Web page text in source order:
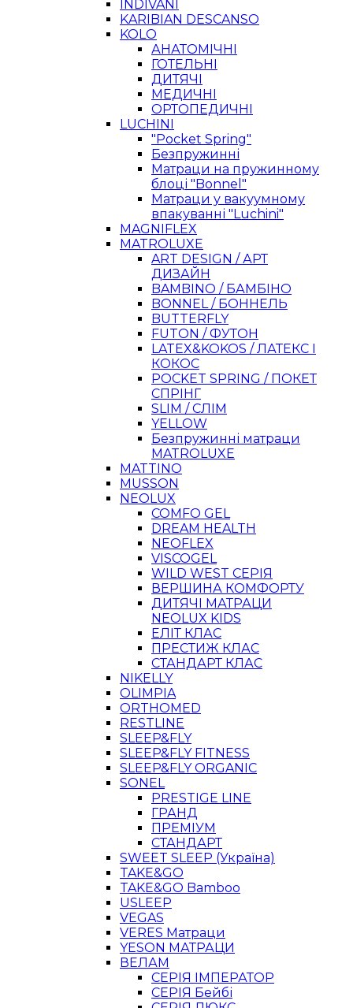
INDIVANI
KARIBIAN DESCANSO
KOLO
АНАТОМІЧНІ
ГОТЕЛЬНІ
ДИТЯЧІ
МЕДИЧНІ
ОРТОПЕДИЧНІ
LUCHINI
"Pocket Spring"
Безпружинні
Матраци на пружинному
блоці "Bonnel"
Матраци у вакуумному
впакуванні "Luchini"
MAGNIFLEX
MATROLUXE
ART DESIGN / АРТ
ДИЗАЙН
BAMBINO / БАМБІНО
BONNEL / БОННЕЛЬ
BUTTERFLY
FUTON / ФУТОН
LATEX&KOKOS / ЛАТЕКС І
КОКОС
POCKET SPRING / ПОКЕТ
СПРІНГ
SLIM / СЛІМ
YELLOW
Безпружинні матраци
MATROLUXE
MATTINO
MUSSON
NEOLUX
COMFO GEL
DREAM HEALTH
NEOFLEX
VISCOGEL
WILD WEST СЕРІЯ
ВЕРШИНА КОМФОРТУ
ДИТЯЧІ МАТРАЦИ
NEOLUX KIDS
ЕЛІТ КЛАС
ПРЕСТИЖ КЛАС
СТАНДАРТ КЛАС
NIKELLY
OLIMPIA
ORTHOMED
RESTLINE
SLEEP&FLY
SLEEP&FLY FITNESS
SLEEP&FLY ORGANIC
SONEL
PRESTIGE LINE
ГРАНД
ПРЕМІУМ
СТАНДАРТ
SWEET SLEEP (Україна)
TAKE&GO
TAKE&GO Bamboo
USLEEP
VEGAS
VERES Матраци
YESON МАТРАЦИ
ВЕЛАМ
СЕРІЯ ІМПЕРАТОР
СЕРІЯ Бейбі